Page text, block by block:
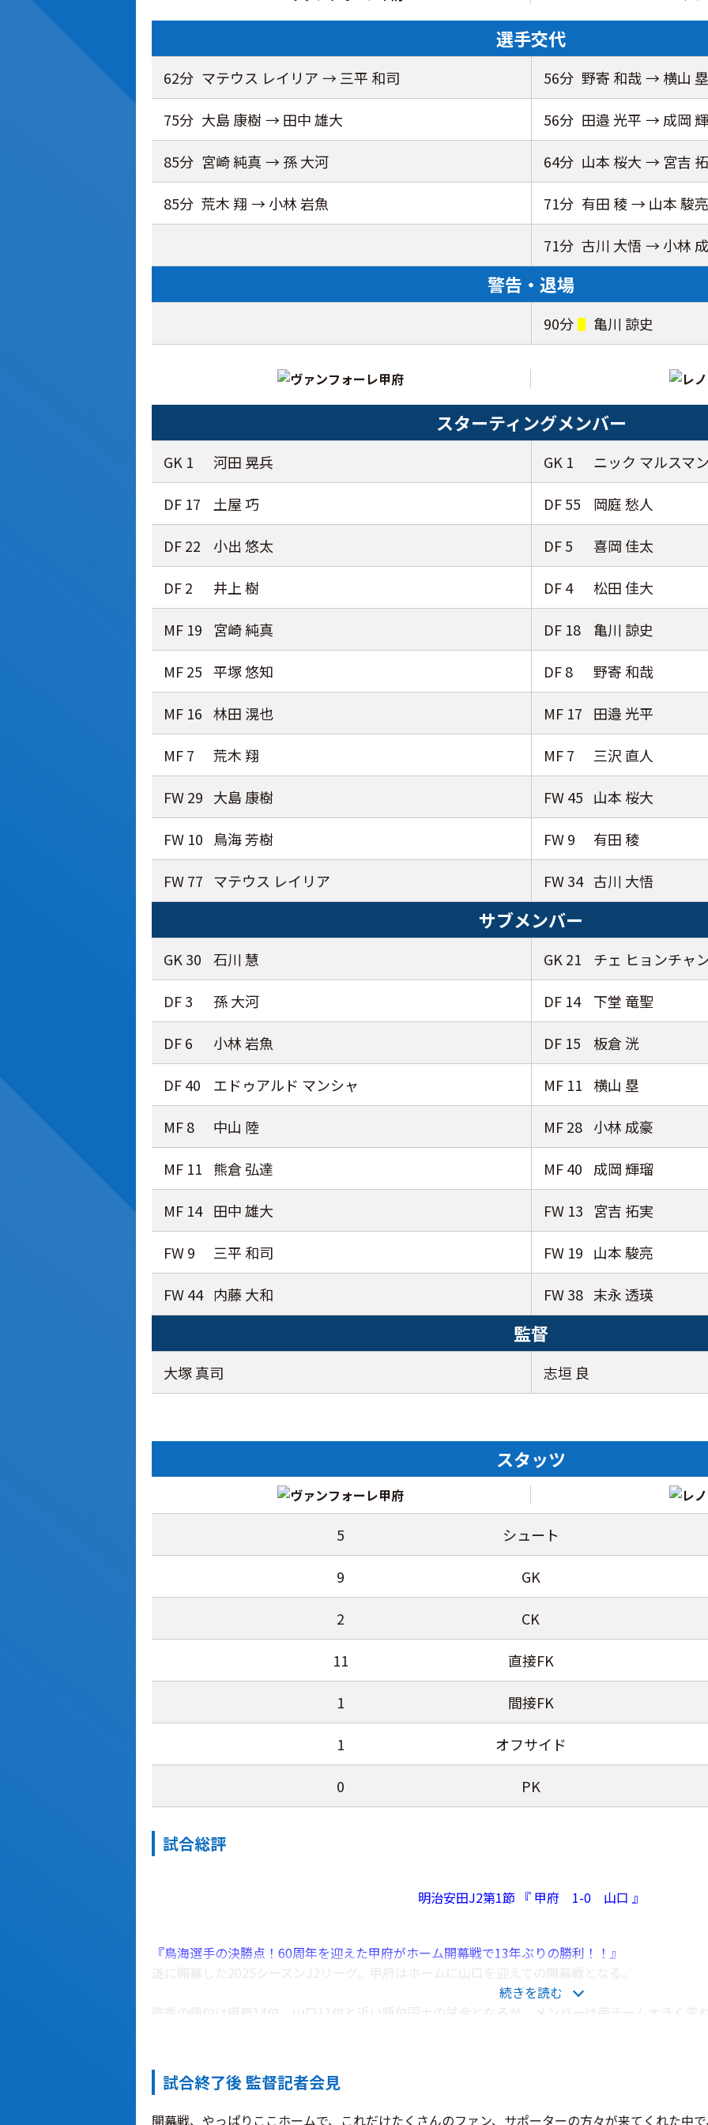
選手交代
62分 マテウス レイリア → 三平 和司 56分 野寄 和哉→ 横山 塁
75分 大島 康樹→ 田中 雄大 56分 田邉 光平 → 成岡
85分 宮崎 純真 → 孫 大河 64分 山本 桜大 → 宮吉
85分 荒木 翔 → 小林 岩魚 71分 有田 稜→ 山本 駿亮
71分 古川 大悟 → 小林
警告・退場
90分 亀川 諒史
スターティングメンバー
GK 1 河田 晃兵 GK 1 ニック マルスマ
DF 17 土屋 巧 DF 55 岡庭 愁人
DF 22 小出 悠太 DF 5 喜岡 佳太
DF 2 井上 樹 DF 4 松田 佳大
MF 19 宮崎 純真 DF 18 亀川 諒史
MF 25 平塚 悠知 DF 8 野寄 和哉
MF 16 林田 滉也 MF 17 田邉 光平
MF 7 荒木 翔 MF 7 三沢 直人
FW 29 大島 康樹 FW 45 山本 桜大
FW 10 鳥海 芳樹 FW 9 有田 稜
FW 77 マテウス レイリア FW 34 古川 大悟
サブメンバー
GK 30 石川 慧 GK 21 チェ ヒョンチャ
DF 3 孫 大河 DF 14 下堂 竜聖
DF 6 小林 岩魚 DF 15 板倉 洸
DF 40 エドゥアルド マンシャ MF 11 横山 塁
MF 8 中山 陸 MF 28 小林 成豪
MF 11 熊倉 弘達 MF 40 成岡 輝瑠
MF 14 田中 雄大 FW 13 宮吉 拓実
FW 9 三平 和司 FW 19 山本 駿亮
FW 44 内藤 大和 FW 38 末永 透瑛
監督
大塚 真司 志垣 良
スタッツ
5 シュート
9 GK
2 CK
11 直接FK
1 間接FK
1 オフサイド
0 PK
試合総評
明治安田J2第1節 『 甲府 1-0 山口 』
『鳥海選手の決勝点！60周年を迎えた甲府がホーム開幕戦で13年ぶりの勝利！！』
開幕戦特有の緊張感の中キックオフされた試合は、後半に甲府が鳥海選手のゴールでリードを奪
その後は昨季の課題であったディフェンス面で安定感を見せ無失点に抑え込み甲府が開幕戦勝利。
続きを読む
試合終了後 監督記者会見
開幕戦、やっぱりここホームで、これだけたくさんのファン、サポーターの方々が来てくれた中